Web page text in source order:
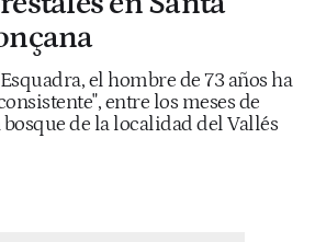
el hombre de 73 años ha
entre los meses de
de la localidad del Vallés